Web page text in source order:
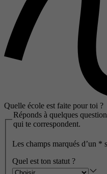
Quelle école est faite pour toi ?
Réponds à quelques
qui te correspondent.
Les champs marqués d’un *
Quel est ton statut ?